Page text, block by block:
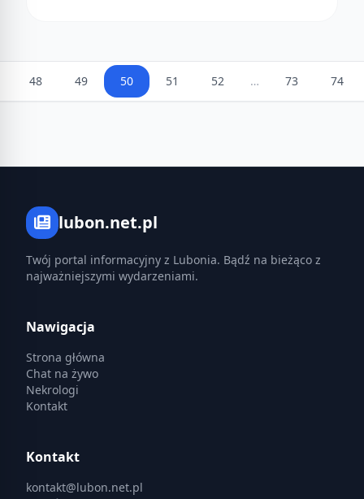
48 49 50 51 52 … 73 74
lubon.net.pl
Twój portal informacyjny z Lubonia. Bądź na bieżąco z
najważniejszymi wydarzeniami.
Nawigacja
Strona główna
Chat na żywo
Nekrologi
Kontakt
Kontakt
kontakt@lubon.net.pl